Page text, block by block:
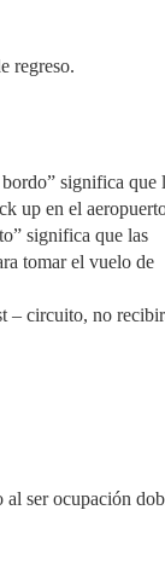
regreso.
significa que
up en el
significa que las
tomar el vuelo de
– circuito, no
ser ocupación